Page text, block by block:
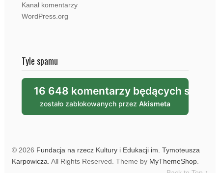
Kanał komentarzy
WordPress.org
Tyle spamu
16 648 komentarzy będących
zostało zablokowanych przez Akismeta
© 2026 Fundacja na rzecz Kultury i Edukacji im. Tymoteusza
Karpowicza . All Rights Reserved. Theme by MyThemeShop.